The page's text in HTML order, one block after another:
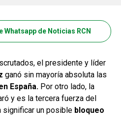
Whatsapp de Noticias RCN
el presidente y líder
ganó sin mayoría absoluta las
España. Por otro lado, la
y es la tercera fuerza del
significar un posible bloqueo